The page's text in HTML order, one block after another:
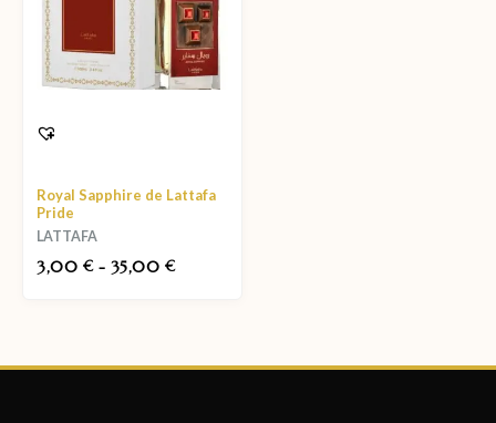
Royal Sapphire de Lattafa
Pride
LATTAFA
3,00 € - 35,00 €